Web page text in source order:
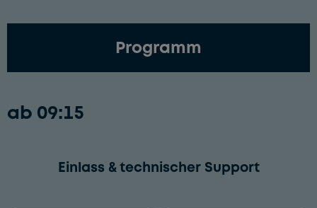
Programm
ab 09:15
Einlass & technischer Support